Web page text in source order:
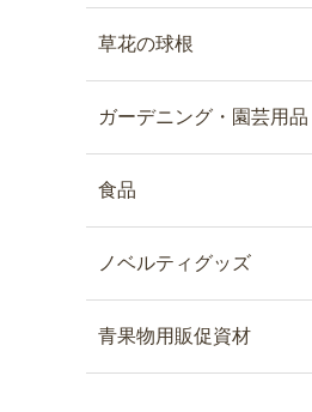
草花の球根
ガーデニング・園芸用品
食品
ノベルティグッズ
青果物用販促資材